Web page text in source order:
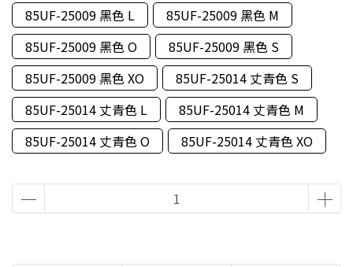
85UF-25009 黑色 L
85UF-25009 黑色 M
85UF-25009 黑色 O
85UF-25009 黑色 S
85UF-25009 黑色 XO
85UF-25014 丈青色 S
85UF-25014 丈青色 L
85UF-25014 丈青色 M
85UF-25014 丈青色 O
85UF-25014 丈青色 XO